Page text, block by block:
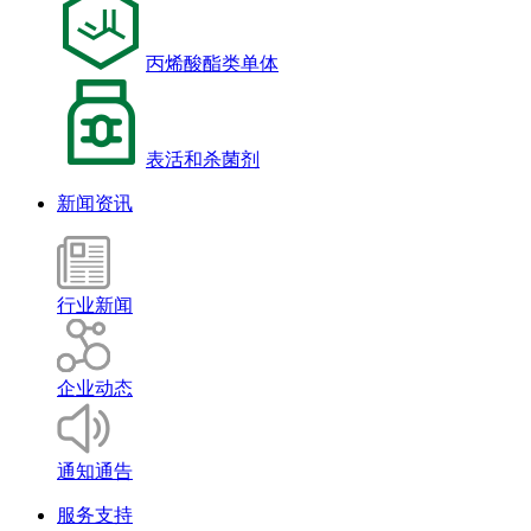
丙烯酸酯类单体
表活和杀菌剂
新闻资讯
行业新闻
企业动态
通知通告
服务支持